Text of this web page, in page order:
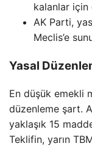
kalanlar için
AK Parti,
Meclis’e
Yasal
En düşük emekli
düzenleme şart.
yaklaşık 15
Teklifin, yarın